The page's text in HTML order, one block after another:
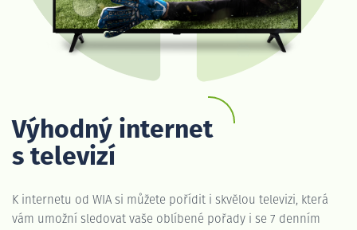
Výhodný internet
s televizí
K internetu od WIA si můžete pořídit i skvělou televizi, která
vám umožní sledovat vaše oblíbené pořady i se 7 denním